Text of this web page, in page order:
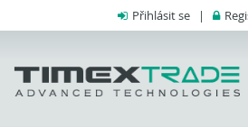
Přihlásit se |